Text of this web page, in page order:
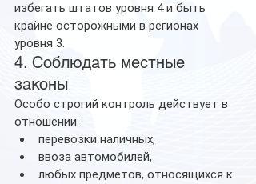
избегать штатов уровня 4 и быть
крайне осторожными в регионах
уровня 3.
4. Соблюдать местные
законы
Особо строгий контроль действует в
отношении:
перевозки наличных,
ввоза автомобилей,
любых предметов, относящихся к